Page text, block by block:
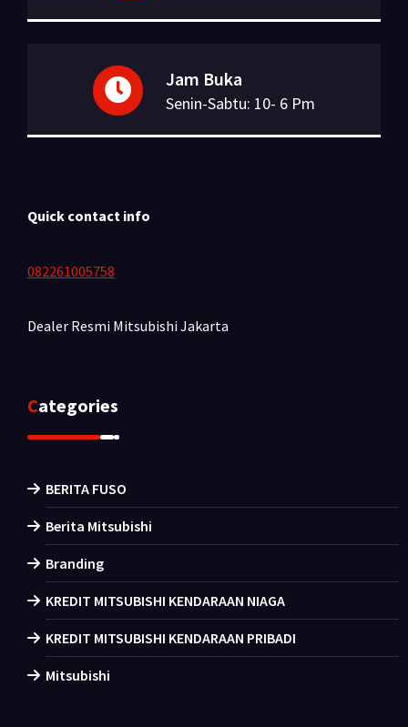
Jam Buka
Senin-Sabtu: 10- 6 Pm
Quick contact info
082261005758
Dealer Resmi Mitsubishi Jakarta
Categories
BERITA FUSO
Berita Mitsubishi
Branding
KREDIT MITSUBISHI KENDARAAN NIAGA
KREDIT MITSUBISHI KENDARAAN PRIBADI
Mitsubishi